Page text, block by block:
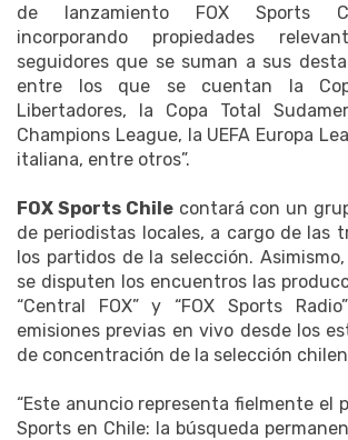
de lanzamiento FOX Sports
incorporando propiedades
seguidores que se suman a sus
entre los que se cuentan la
Libertadores, la Copa Total
Champions League, la UEFA Europa
italiana, entre otros”.
FOX Sports Chilecontará con un
de periodistas locales, a cargo de las
los partidos de la selección.
se disputen los encuentros las
“Central FOX” y “FOX Sports
emisiones previas en vivo desde los
de concentración de la selección
“Este anuncio representa fielmente el
Sports en Chile: la búsqueda